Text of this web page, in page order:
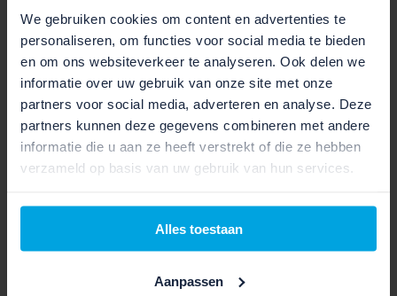
We gebruiken cookies om content en advertenties te
personaliseren, om functies voor social media te bieden
en om ons websiteverkeer te analyseren. Ook delen we
informatie over uw gebruik van onze site met onze
partners voor social media, adverteren en analyse. Deze
partners kunnen deze gegevens combineren met andere
informatie die u aan ze heeft verstrekt of die ze hebben
verzameld op basis van uw gebruik van hun services.
Alles toestaan
Aanpassen
Aantal versnellingen :
Type versnelling : Heavy Duty manual
Type shifters : Twist Pro - Manual,
EnvioloTwistPro
Verlichting voor : Mini E65